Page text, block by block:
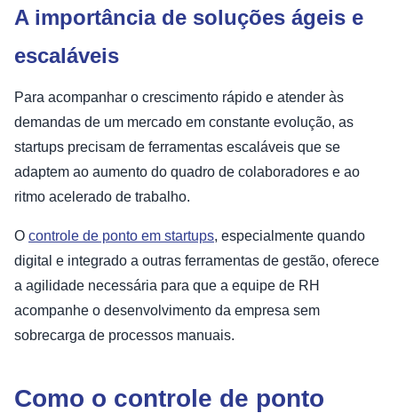
A importância de soluções ágeis e
escaláveis
Para acompanhar o crescimento rápido e atender às
demandas de um mercado em constante evolução, as
startups precisam de ferramentas escaláveis que se
adaptem ao aumento do quadro de colaboradores e ao
ritmo acelerado de trabalho.
O controle de ponto em startups, especialmente quando
digital e integrado a outras ferramentas de gestão, oferece
a agilidade necessária para que a equipe de RH
acompanhe o desenvolvimento da empresa sem
sobrecarga de processos manuais.
Como o controle de ponto